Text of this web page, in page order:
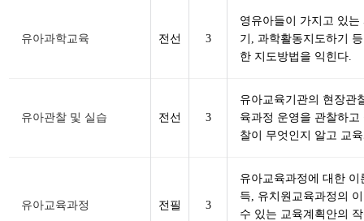
유아과학교육 전선 3
영유아들이 가지고 있
기, 과학활동지도하기
한 지도방법을 익힌다.
유아관찰 및 실습 전선 3
유아교육기관의 현장관
육과정 운영을 관찰하
찰이 무엇인지 알고 교
유아교육과정 전필 3
유아교육과정에 대한
득, 유치원교육과정의
수 있는 교육계획안의